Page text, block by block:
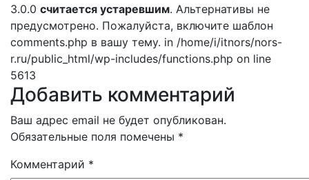
3.0.0 считается устаревшим. Альтернативы не
предусмотрено. Пожалуйста, включите шаблон
comments.php в вашу тему. in /home/i/itnors/nors-
r.ru/public_html/wp-includes/functions.php on line
5613
Добавить комментарий
Ваш адрес email не будет опубликован.
Обязательные поля помечены *
Комментарий *